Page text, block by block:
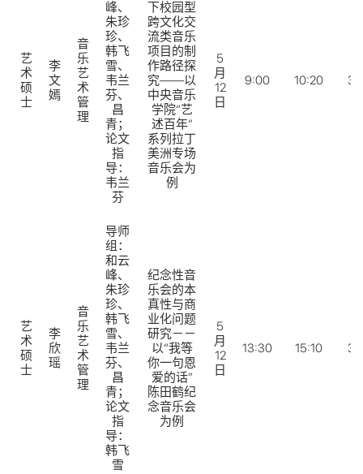
艺
术
硕
士
李
文
嫣
音
乐
艺
术
管
理
峰、
朱珍
珍、
韩飞
雪、
韦兰
芬、
昌
青；
论文
指
导：
韦兰
芬
下校园型
跨文化交
流类音乐
项目的制
作路径探
究——以
中央音乐
学院“艺
述百年”
系列拉丁
美洲专场
音乐会为
例
5
月
12
日
9:00 10:20
艺
术
硕
士
李
欣
瑶
音
乐
艺
术
管
理
导师
组：
和云
峰、
朱珍
珍、
韩飞
雪、
韦兰
芬、
昌
青；
论文
指
导：
韩飞
雪
纪念性音
乐会的本
真性与商
业化问题
研究－－
以“我等
你一句恩
爱的话”
陈田鹤纪
念音乐会
为例
5
月
12
日
13:30 15:10